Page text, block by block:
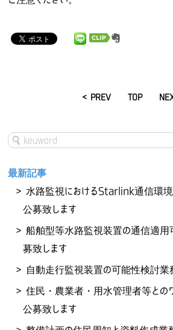
< PREV TOP
最新記事
水路監視におけるStarlink通信環
公募致します
船舶型等水路監視装置の通信適用
募致します
自動走行監視装置の可能性検討業
住民・農業者・用水管理者等との
公募致します